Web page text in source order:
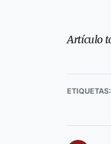
Artículo
ETIQUETAS: